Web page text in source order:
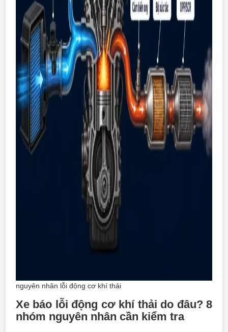
nguyên nhân lỗi động cơ khí thải
Xe báo lỗi động cơ khí thải do đâu? 8
nhóm nguyên nhân cần kiểm tra